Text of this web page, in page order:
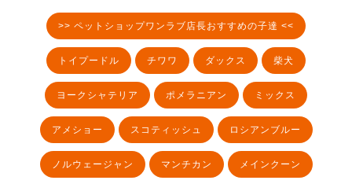
>> ペットショップワンラブ店長おすすめの子達 <<
トイプードル チワワ ダックス 柴犬
ヨークシャテリア ポメラニアン ミックス
アメショー スコティッシュ ロシアンブルー
ノルウェージャン マンチカン メインクーン